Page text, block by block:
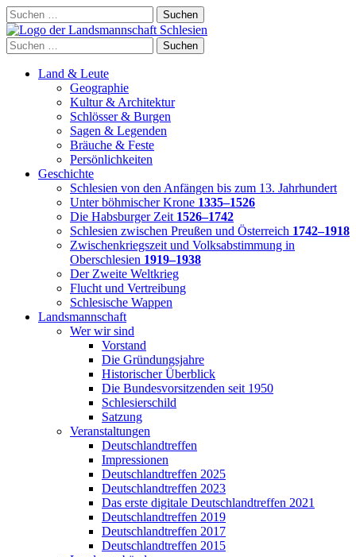
Skip
to
content
Suchen
nach:
Suchen
nach:
Land & Leute
Geographie
Kultur & Architektur
Schlösser & Burgen
Sagen & Legenden
Bräuche & Feste
Persönlichkeiten
Geschichte
Schlesien von den Anfängen bis zum 13. Jahrhundert
Unter böhmischer Krone 1335–1526
Die Habsburger Zeit 1526–1742
Schlesien zwischen Preußen und Österreich 1742–1918
Zwischenkriegszeit und Volksabstimmung in
Oberschlesien 1919–1938
Der Zweite Weltkrieg
Flucht und Vertreibung
Schlesische Wappen
Landsmannschaft
Wer wir sind
Vorstand
Die Gründungsjahre
Historischer Überblick
Die Bundesvorsitzenden seit 1950
Schlesierschild
Satzung
Veranstaltungen
Deutschlandtreffen
Impressionen
Deutschlandtreffen 2025
Deutschlandtreffen 2023
Das erste digitale Deutschlandtreffen 2021
Deutschlandtreffen 2019
Deutschlandtreffen 2017
Deutschlandtreffen 2015